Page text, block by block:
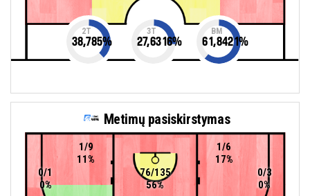
2T
38,785%
3T
27,6316%
BM
61,8421%
Metimų pasiskirstymas
1/6
17%
76/135
56%
1/9
11%
0/3
0%
0/1
0%